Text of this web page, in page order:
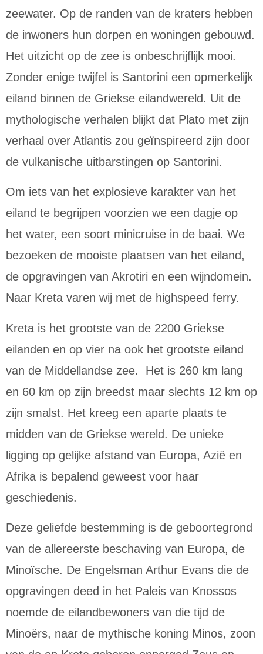
zeewater. Op de randen van de kraters hebben
de inwoners hun dorpen en woningen gebouwd.
Het uitzicht op de zee is onbeschrijflijk mooi.
Zonder enige twijfel is Santorini een opmerkelijk
eiland binnen de Griekse eilandwereld. Uit de
mythologische verhalen blijkt dat Plato met zijn
verhaal over Atlantis zou geïnspireerd zijn door
de vulkanische uitbarstingen op Santorini.
Om iets van het explosieve karakter van het
eiland te begrijpen voorzien we een dagje op
het water, een soort minicruise in de baai. We
bezoeken de mooiste plaatsen van het eiland,
de opgravingen van Akrotiri en een wijndomein.
Naar Kreta varen wij met de highspeed ferry.
Kreta is het grootste van de 2200 Griekse
eilanden en op vier na ook het grootste eiland
van de Middellandse zee. Het is 260 km lang
en 60 km op zijn breedst maar slechts 12 km op
zijn smalst. Het kreeg een aparte plaats te
midden van de Griekse wereld. De unieke
ligging op gelijke afstand van Europa, Azië en
Afrika is bepalend geweest voor haar
geschiedenis.
Deze geliefde bestemming is de geboortegrond
van de allereerste beschaving van Europa, de
Minoïsche. De Engelsman Arthur Evans die de
opgravingen deed in het Paleis van Knossos
noemde de eilandbewoners van die tijd de
Minoërs, naar de mythische koning Minos, zoon